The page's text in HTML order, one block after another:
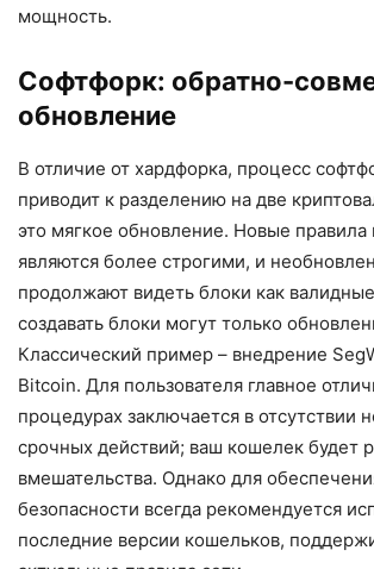
мощность.
Софтфорк: обратно-
обновление
В отличие от хардфорка, процесс
приводит к разделению на две
это мягкое обновление. Новые правила
являются более строгими, и
продолжают видеть блоки как
создавать блоки могут только
Классический пример – внедрение
Bitcoin. Для пользователя главное
процедурах заключается в отсутствии
срочных действий; ваш кошелек будет
вмешательства. Однако для
безопасности всегда рекомендуется
последние версии кошельков,